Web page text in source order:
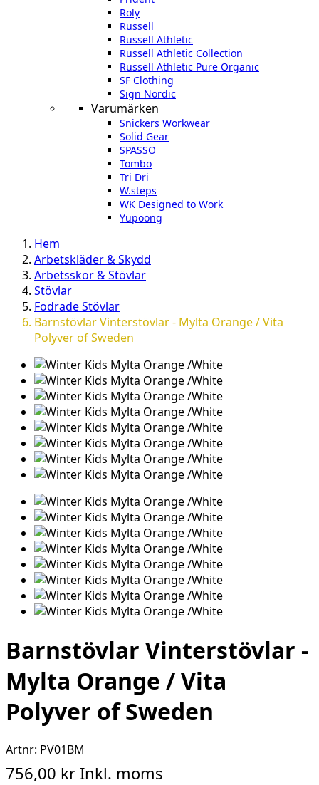
Roly
Russell
Russell Athletic
Russell Athletic Collection
Russell Athletic Pure Organic
SF Clothing
Sign Nordic
Varumärken
Snickers Workwear
Solid Gear
SPASSO
Tombo
Tri Dri
W.steps
WK Designed to Work
Yupoong
Hem
Arbetskläder & Skydd
Arbetsskor & Stövlar
Stövlar
Fodrade Stövlar
Barnstövlar Vinterstövlar - Mylta Orange / Vita
Polyver of Sweden
Barnstövlar Vinterstövlar -
Mylta Orange / Vita
Polyver of Sweden
Artnr: PV01BM
756,00 kr Inkl. moms